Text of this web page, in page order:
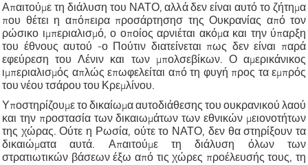
Απαιτούμε τη διάλυση του ΝΑΤΟ, αλλά δεν είναι αυτό το ζήτημα
που θέτει η απόπειρα προσάρτησησ της Ουκρανίας από τον
ρώσικο ιμπεριαλισμό, ο οποίος αρνιέται ακόμα και την ύπαρξη
του έθνους αυτού -ο Πούτιν διατείνεται πως δεν είναι παρά
εφεύρεση του Λένιν και των μπολσεβίκων. Ο αμερικάνικος
ιμπεριαλισμός απλώς επωφελείται από τη φυγή προς τα εμπρός
του νέου τσάρου του Κρεμλίνου.
Υποστηρίζουμε το δικαίωμα αυτοδιάθεσης του ουκρανικού λαού
και την προστασία των δικαιωμάτων των εθνικών μειονοτήτων
της χώρας. Ούτε η Ρωσία, ούτε το ΝΑΤΟ, δεν θα στηρίξουν τα
δικαιώματα αυτά. Απαιτούμε τη διάλυση όλων των
στρατιωτικών βάσεων έξω από τις χώρες προέλευσής τους, τη